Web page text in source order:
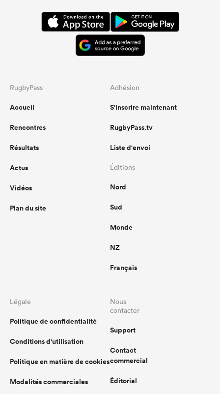
RugbyPass
Accueil
Rencontres
Résultats
Actus
Vidéos
Plan du site
Adhésion
S'inscrire maintenant
RugbyPass.tv
Liste d'envoi
Éditions
Nord
Sud
Monde
NZ
Français
Légale
Politique de confidentialité
Conditions d'utilisation
Politique en matière de cookies
Modalités commerciales
Nous
contacter
Support
Contact
commercial
Éditorial